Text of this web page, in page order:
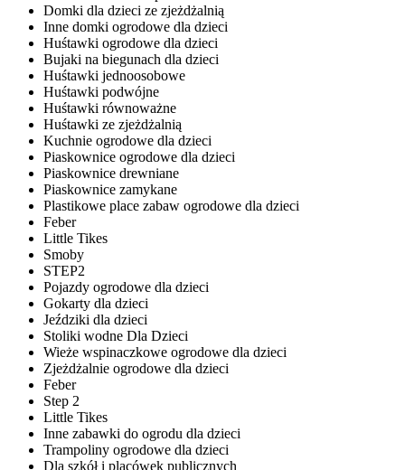
Domki dla dzieci ze zjeżdżalnią
Inne domki ogrodowe dla dzieci
Huśtawki ogrodowe dla dzieci
Bujaki na biegunach dla dzieci
Huśtawki jednoosobowe
Huśtawki podwójne
Huśtawki równoważne
Huśtawki ze zjeżdżalnią
Kuchnie ogrodowe dla dzieci
Piaskownice ogrodowe dla dzieci
Piaskownice drewniane
Piaskownice zamykane
Plastikowe place zabaw ogrodowe dla dzieci
Feber
Little Tikes
Smoby
STEP2
Pojazdy ogrodowe dla dzieci
Gokarty dla dzieci
Jeździki dla dzieci
Stoliki wodne Dla Dzieci
Wieże wspinaczkowe ogrodowe dla dzieci
Zjeżdżalnie ogrodowe dla dzieci
Feber
Step 2
Little Tikes
Inne zabawki do ogrodu dla dzieci
Trampoliny ogrodowe dla dzieci
Dla szkół i placówek publicznych